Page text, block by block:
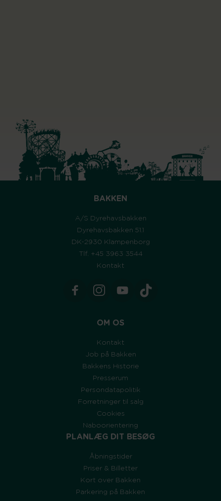
BAKKEN
A/S Dyrehavsbakken
Dyrehavsbakken 51.1
DK-2930 Klampenborg
Tlf. +45 3963 3544
Kontakt
OM OS
Kontakt
Job på Bakken
Bakkens Historie
Presserum
Persondatapolitik
Forretninger til salg
Cookies
Naboorientering
PLANLÆG DIT BESØG
Åbningstider
Priser & Billetter
Kort over Bakken
Parkering på Bakken